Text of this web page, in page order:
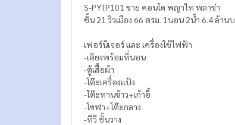
S-PYTP101 ขาย คอนโด พญาไท พลาซ่า
ชั้น 21 วิวเมือง 66 ตรม. 1นอน 2น้ำ 6.4 ล้านบ.
เฟอร์นิเจอร์ และ เครื่องใช้ไฟฟ้า
-เตียงพร้อมที่นอน
-ตู้เสื้อผ้า
-โต๊ะเครื่องแป้ง
-โต๊ะทานข้าว+เก้าอี้
-โซฟา+โต๊ะกลาง
-ทีวี ชั้นวาง